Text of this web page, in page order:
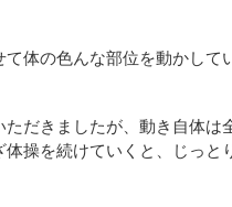
体の色んな部位を動かして
だきましたが、動き自体は
体操を続けていくと、じっ